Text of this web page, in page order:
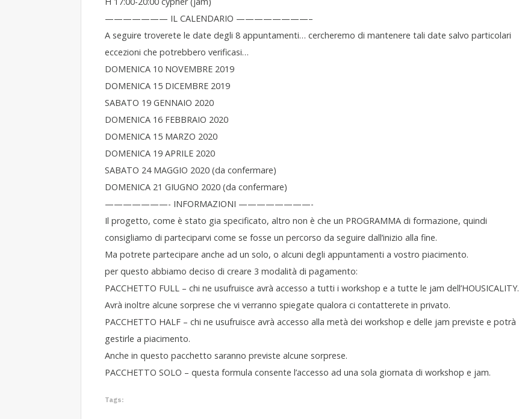
——————— IL CALENDARIO ————————–
A seguire troverete le date degli 8 appuntamenti… cercheremo di mantenere tali date salvo particolari
eccezioni che potrebbero verificasi…
DOMENICA 10 NOVEMBRE 2019
DOMENICA 15 DICEMBRE 2019
SABATO 19 GENNAIO 2020
DOMENICA 16 FEBBRAIO 2020
DOMENICA 15 MARZO 2020
DOMENICA 19 APRILE 2020
SABATO 24 MAGGIO 2020 (da confermare)
DOMENICA 21 GIUGNO 2020 (da confermare)
———————- INFORMAZIONI ————————-
Il progetto, come è stato gia specificato, altro non è che un PROGRAMMA di formazione, quindi
consigliamo di parteciparvi come se fosse un percorso da seguire dall’inizio alla fine.
Ma potrete partecipare anche ad un solo, o alcuni degli appuntamenti a vostro piacimento.
per questo abbiamo deciso di creare 3 modalità di pagamento:
PACCHETTO FULL – chi ne usufruisce avrà accesso a tutti i workshop e a tutte le jam dell’HOUSICALITY.
Avrà inoltre alcune sorprese che vi verranno spiegate qualora ci contatterete in privato.
PACCHETTO HALF – chi ne usufruisce avrà accesso alla metà dei workshop e delle jam previste e potrà
gestirle a piacimento.
Anche in questo pacchetto saranno previste alcune sorprese.
PACCHETTO SOLO – questa formula consente l’accesso ad una sola giornata di workshop e jam.
Tags: